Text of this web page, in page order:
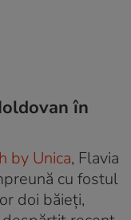
în
by Unica, Flavia
cu fostul
doi băieți,